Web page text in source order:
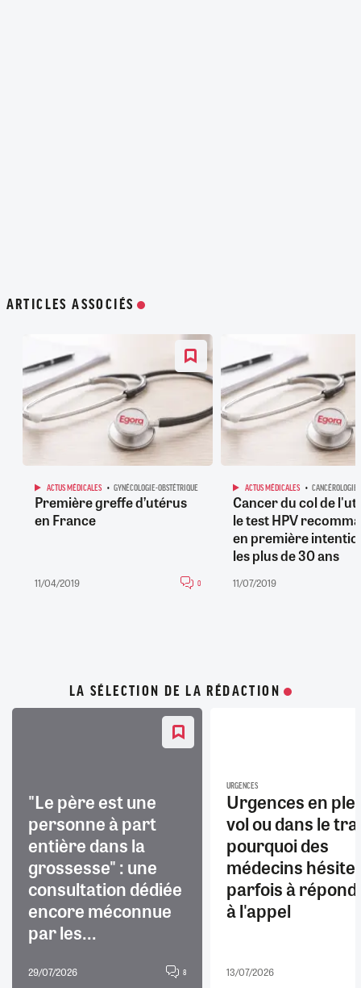
ARTICLES ASSOCIÉS
ACTUS MÉDICALES GYNÉCOLOGIE-OBSTÉTRIQUE
Première greffe d’utérus
en France
11/04/2019 0
ACTUS MÉDICALES CANCÉROLOGIE
Cancer du col de
le test HPV
en première
les plus de 30 ans
11/07/2019
LA SÉLECTION DE LA RÉDACTION
"Le père est une
personne à part
entière dans la
grossesse" : une
consultation dédiée
encore méconnue
par les...
29/07/2026 8
URGENCES
Urgences en
vol ou dans le
pourquoi des
médecins
parfois à
à l'appel
13/07/2026